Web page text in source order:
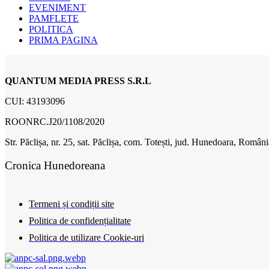
EVENIMENT
PAMFLETE
POLITICA
PRIMA PAGINA
QUANTUM MEDIA PRESS S.R.L
CUI: 43193096
ROONRC.J20/1108/2020
Str. Păclișa, nr. 25, sat. Păclișa, com. Totești, jud. Hunedoara,
Cronica Hunedoreana
Termeni și condiții site
Politica de confidențialitate
Politica de utilizare Cookie-uri